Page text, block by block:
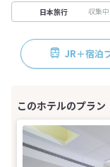
日本旅行 収集中
JR＋宿泊